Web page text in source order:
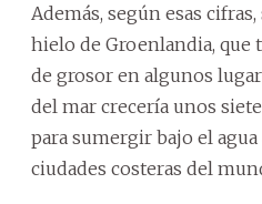
Además, según esas
hielo de Groenlandia, que
de grosor en algunos
del mar crecería unos
para sumergir bajo el
ciudades costeras del